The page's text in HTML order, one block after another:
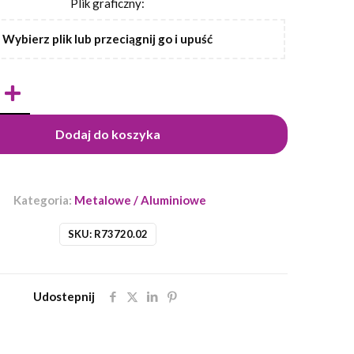
Plik graficzny:
Wybierz plik lub przeciągnij go i upuść
Dodaj do koszyka
SKU: R73720.02
Kategoria: Metalowe / Aluminiowe
Udostepnij